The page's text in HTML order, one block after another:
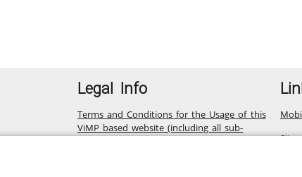
Legal Info
Terms and Conditions for the Usage of this
ViMP based website (including all sub-